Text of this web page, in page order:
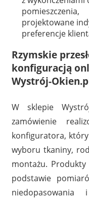
pomieszczenia,
projektowane
preferencje
Rzymskie
konfiguracją
Wystrój-
W sklepie
zamówienie
konfiguratora,
wyboru tkaniny,
montażu.
podstawie